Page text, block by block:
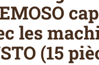
les
(15